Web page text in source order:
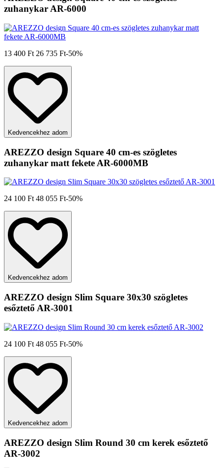
zuhanykar AR-6000
13 400 Ft 26 735 Ft-50%
Kedvencekhez adom
AREZZO design Square 40 cm-es szögletes
zuhanykar matt fekete AR-6000MB
24 100 Ft48 055 Ft-50%
Kedvencekhez adom
AREZZO design Slim Square 30x30 szögletes
esőztető AR-3001
24 100 Ft 48 055 Ft-50%
Kedvencekhez adom
AREZZO design Slim Round 30 cm kerek esőztető
AR-3002